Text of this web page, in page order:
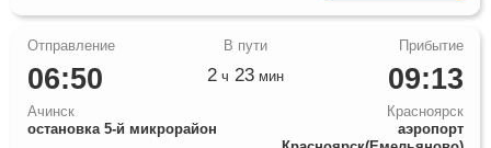
06:50
Ачинск
остановка 5-й микрорайон
09:13
Красноярск
аэропорт
2 ч 23 мин